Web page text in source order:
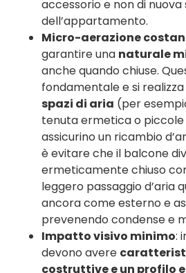
accessorio e non di nuova
dell’appartamento.
Micro-aerazione
garantire una naturale
anche quando chiuse.
fondamentale e si
spazi di aria (per
tenuta ermetica o
assicurino un ricambio
è evitare che il balcone
ermeticamente chiuso
leggero passaggio d’aria
ancora come esterno e
prevenendo condense e
Impatto visivo minimo:
devono avere
costruttive e un profilo